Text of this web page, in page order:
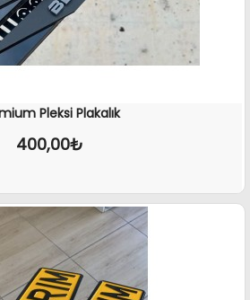
Pleksi Plakalık
400,00₺